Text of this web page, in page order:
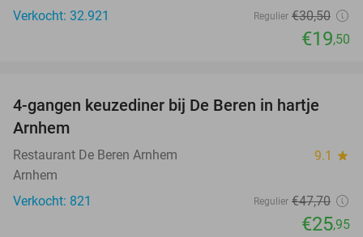
Verkocht: 32.921
Regulier €30,50
€19,50
46%
4-gangen keuzediner bij De Beren in hartje
Arnhem
Restaurant De Beren Arnhem 9.1 star
Arnhem
Verkocht: 821
Regulier €47,70
€25,95